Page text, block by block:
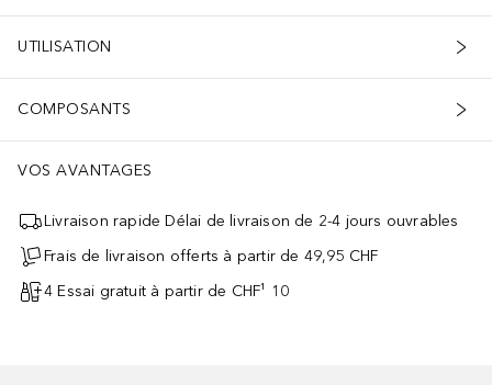
UTILISATION
COMPOSANTS
VOS AVANTAGES
Livraison rapide Délai de livraison de 2-4 jours ouvrables
Frais de livraison offerts à partir de 49,95 CHF
4 Essai gratuit à partir de CHF¹ 10